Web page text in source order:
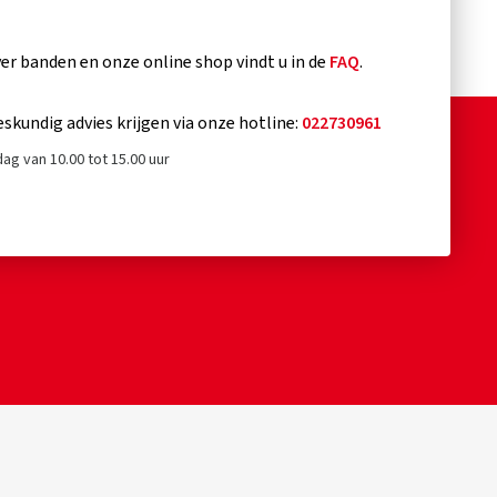
banden en onze online shop vindt u in de FAQ.
advies krijgen via onze hotline: 022730961
van 10.00 tot 15.00 uur